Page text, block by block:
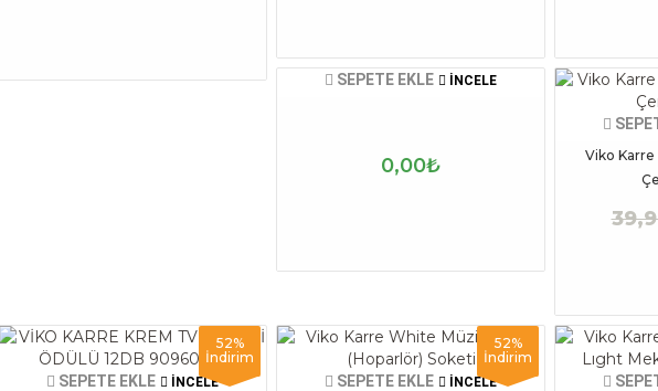
SEPETE EKLE İNCELE
0,00₺
Viko Karre
52%
İndirim
SEPETE EKLE İNCELE
52%
İndirim
SEPETE EKLE İNCELE